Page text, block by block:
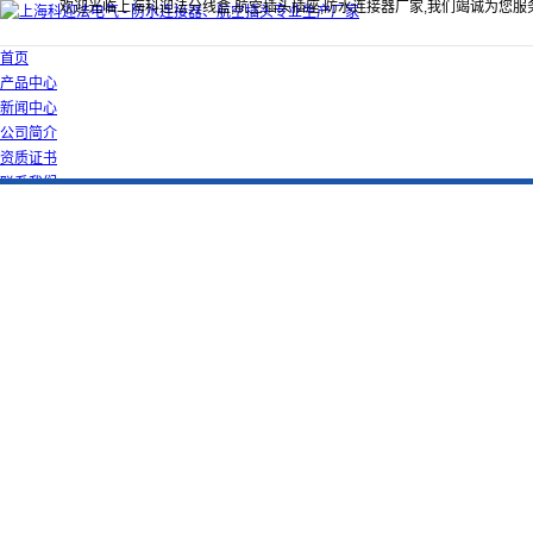
欢迎光临上海科迎法分线盒,航空插头插座,防水连接器厂家,我们竭诚为您服
首页
产品中心
新闻中心
公司简介
资质证书
联系我们